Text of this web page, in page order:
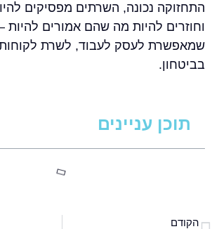
התחזוקה נכונה, השרתים מפסיקים
וחוזרים להיות מה שהם אמורים
שמאפשרת לעסק לעבוד, לשרת לקוחות
בביטחון.
תוכן עניינים
הקודם